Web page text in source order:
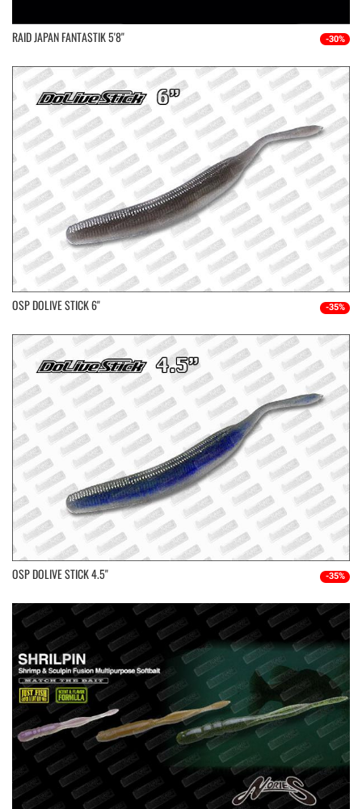
RAID JAPAN FANTASTIK 5'8'' -30%
OSP DOLIVE STICK 6'' -35%
OSP DOLIVE STICK 4.5'' -35%